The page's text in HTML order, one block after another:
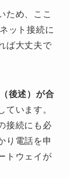
ため、ここ
ット接続に
ば大丈夫で
後述）が合
ています。
接続にも必
り電話を申
トウェイが